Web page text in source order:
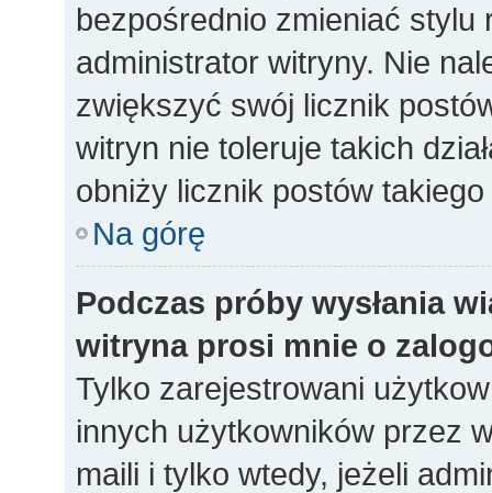
bezpośrednio zmieniać stylu
administrator witryny. Nie
zwiększyć swój licznik
witryn nie toleruje takich
obniży licznik postów
Na górę
Podczas próby wysłania
witryna prosi mnie o
Tylko zarejestrowani
innych użytkowników przez
maili i tylko wtedy, jeżeli